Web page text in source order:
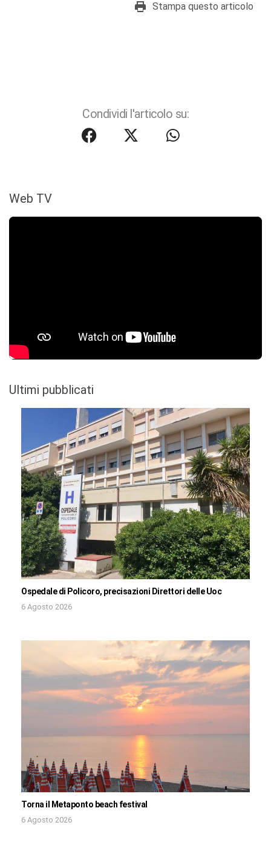
Stampa questo articolo
Condividi l'articolo su:
Web TV
Ultimi pubblicati
Ospedale di Policoro, precisazioni Direttori delle Uoc
6 Agosto 2026
Torna il Metaponto beach festival
6 Agosto 2026